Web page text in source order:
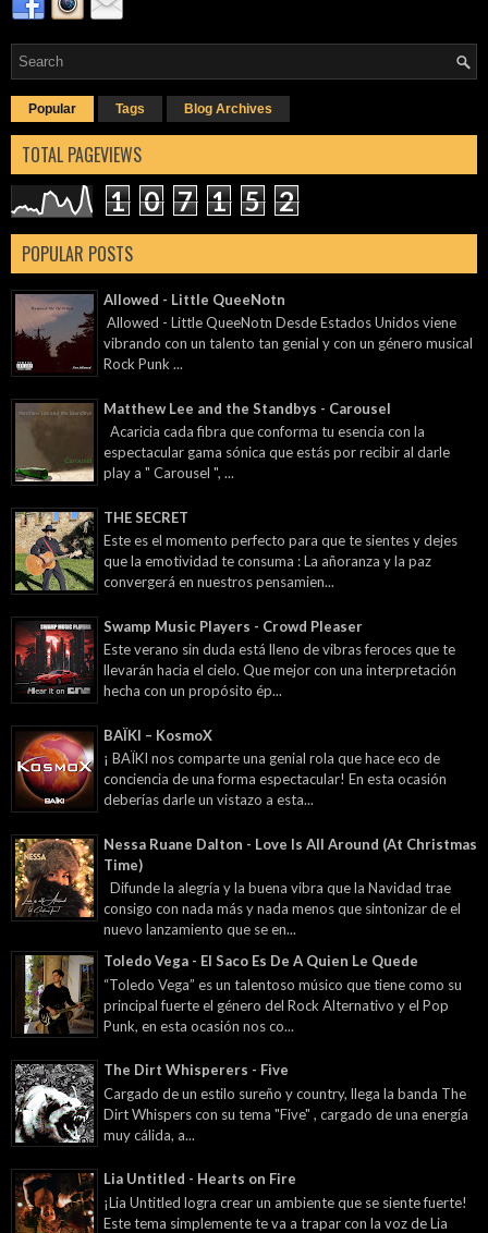
Popular Tags Blog Archives
TOTAL PAGEVIEWS
1 0 7 1 5 2
POPULAR POSTS
Allowed - Little QueeNotn
Allowed - Little QueeNotn Desde Estados Unidos viene
vibrando con un talento tan genial y con un género musical
Rock Punk ...
Matthew Lee and the Standbys - Carousel
Acaricia cada fibra que conforma tu esencia con la
espectacular gama sónica que estás por recibir al darle
play a " Carousel ", ...
THE SECRET
Este es el momento perfecto para que te sientes y dejes
que la emotividad te consuma : La añoranza y la paz
convergerá en nuestros pensamien...
Swamp Music Players - Crowd Pleaser
Este verano sin duda está lleno de vibras feroces que te
llevarán hacia el cielo. Que mejor con una interpretación
hecha con un propósito ép...
BAÏKI – KosmoX
¡ BAÏKI nos comparte una genial rola que hace eco de
conciencia de una forma espectacular! En esta ocasión
deberías darle un vistazo a esta...
Nessa Ruane Dalton - Love Is All Around (At Christmas
Time)
Difunde la alegría y la buena vibra que la Navidad trae
consigo con nada más y nada menos que sintonizar de el
nuevo lanzamiento que se en...
Toledo Vega - El Saco Es De A Quien Le Quede
“Toledo Vega” es un talentoso músico que tiene como su
principal fuerte el género del Rock Alternativo y el Pop
Punk, en esta ocasión nos co...
The Dirt Whisperers - Five
Cargado de un estilo sureño y country, llega la banda The
Dirt Whispers con su tema "Five" , cargado de una energía
muy cálida, a...
Lia Untitled - Hearts on Fire
¡Lia Untitled logra crear un ambiente que se siente fuerte!
Este tema simplemente te va a trapar con la voz de Lia